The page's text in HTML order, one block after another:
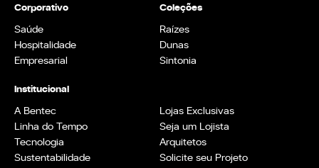
Corporativo
Saúde
Hospitalidade
Empresarial
Coleções
Raízes
Dunas
Sintonia
Institucional
A Bentec
Linha do Tempo
Tecnologia
Sustentabilidade
Lojas Exclusivas
Seja um Lojista
Arquitetos
Solicite seu Projeto